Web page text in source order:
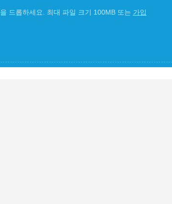
드롭하세요. 최대 파일 크기 100MB 또는 가입